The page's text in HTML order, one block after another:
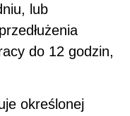
lub
do 12 godzin,
określonej